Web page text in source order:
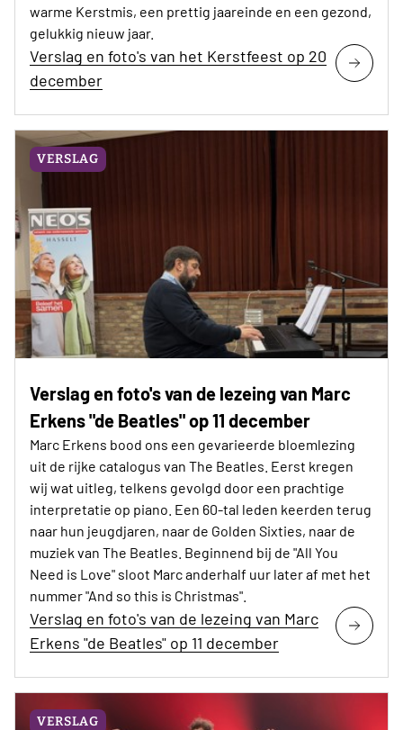
warme Kerstmis, een prettig jaareinde en een gezond,
gelukkig nieuw jaar.
Verslag en foto's van het Kerstfeest op 20
december
VERSLAG
Verslag en foto's van de lezeing van Marc
Erkens "de Beatles" op 11 december
Marc Erkens bood ons een gevarieerde bloemlezing
uit de rijke catalogus van The Beatles. Eerst kregen
wij wat uitleg, telkens gevolgd door een prachtige
interpretatie op piano. Een 60-tal leden keerden terug
naar hun jeugdjaren, naar de Golden Sixties, naar de
muziek van The Beatles. Beginnend bij de "All You
Need is Love" sloot Marc anderhalf uur later af met het
nummer "And so this is Christmas".
Verslag en foto's van de lezeing van Marc
Erkens "de Beatles" op 11 december
VERSLAG